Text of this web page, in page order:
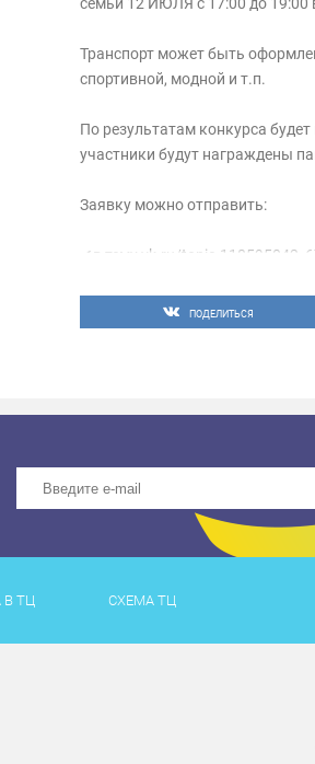
Транспорт может быть
спортивной, модной и т.п.
По результатам конкурса
участники будут награждены
Заявку можно отправить:
✔в тему vk.ru/topic-
✔в личные сообщения группы ВК
ПОДЕЛИТЬСЯ
В ТЦ СХЕМА ТЦ